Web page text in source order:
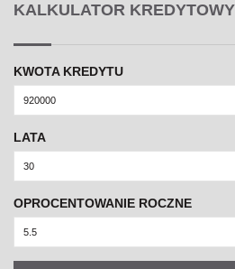
KALKULATOR KREDYTOWY
KWOTA KREDYTU
LATA
OPROCENTOWANIE ROCZNE